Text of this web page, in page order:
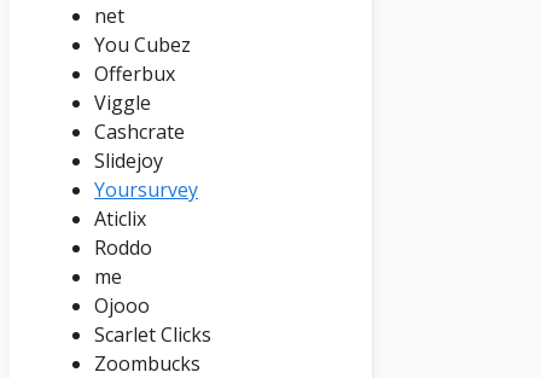
net
You Cubez
Offerbux
Viggle
Cashcrate
Slidejoy
Yoursurvey
Aticlix
Roddo
me
Ojooo
Scarlet Clicks
Zoombucks